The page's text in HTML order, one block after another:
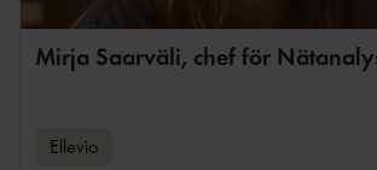
Mirja Saarväli, chef för
Ellevio